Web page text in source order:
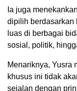
Ia juga
dipilih berdasarkan
luas di berbagai
sosial, politik,
Menariknya, Yusra
khusus ini tidak
sejalan dengan